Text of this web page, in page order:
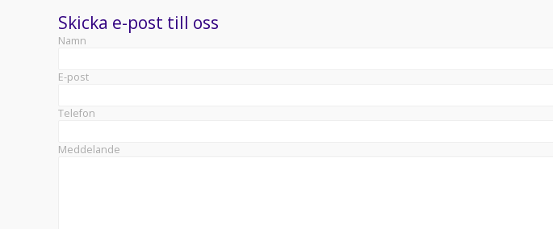
Skicka e-post till oss
Namn
E-post
Telefon
Meddelande